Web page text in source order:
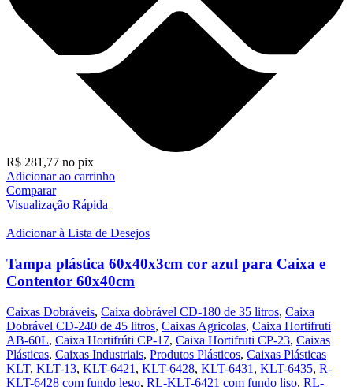
R$ 281,77 no pix
Adicionar ao carrinho
Comparar
Visualização Rápida
Adicionar à Lista de Desejos
Tampa plástica 60x40x3cm cor azul para Caixa e
Contentor 60x40cm
Caixas Dobráveis, Caixa dobrável CD-180 de 35 litros, Caixa
Dobrável CD-240 de 45 litros, Caixas Agricolas, Caixa Hortifruti
AB-60L, Caixa Hortifrúti CP-17, Caixa Hortifruti CP-23, Caixas
Plásticas, Caixas Industriais, Produtos Plásticos, Caixas Plásticas
KLT, KLT-13, KLT-6421 , KLT-6428, KLT-6431 , KLT-6435, R-
KLT-6428 com fundo lego, RL-KLT-6421 com fundo liso, RL-